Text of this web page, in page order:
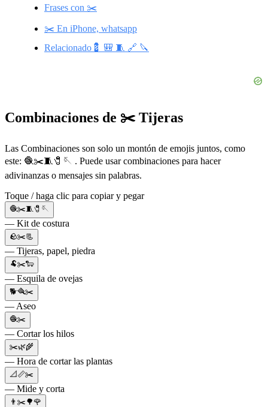
Frases con ✂️
✂️ En iPhone, whatsapp
Relacionado💈 🎒 🧵 🔗 🔪
Combinaciones de ✂️ Tijeras
Las Combinaciones son solo un montón de emojis juntos, como
este: 🧶✂️🧵🧷🪡 . Puede usar combinaciones para hacer
adivinanzas o mensajes sin palabras.
Toque / haga clic para copiar y pegar
🧶✂️🧵🧷🪡
— Kit de costura
🪨✂️📃
— Tijeras, papel, piedra
🐏✂️🐑
— Esquila de ovejas
🐕🪮✂️
— Aseo
🧶✂️
— Cortar los hilos
✂️🌿🌾
— Hora de cortar las plantas
📐📏✂️
— Mide y corta
👨✂️🌳🌹